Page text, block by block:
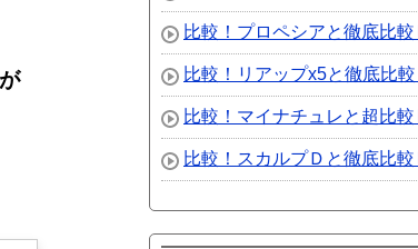
比較！プロペシアと徹底比較
比較！リアップx5と徹底比較
比較！マイナチュレと超比較
比較！スカルプＤと徹底比較